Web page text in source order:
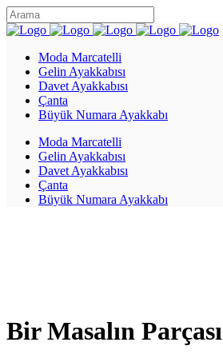
Moda Marcatelli
Gelin Ayakkabısı
Davet Ayakkabısı
Çanta
Büyük Numara Ayakkabı
Moda Marcatelli
Gelin Ayakkabısı
Davet Ayakkabısı
Çanta
Büyük Numara Ayakkabı
Bir Masalın Parçası